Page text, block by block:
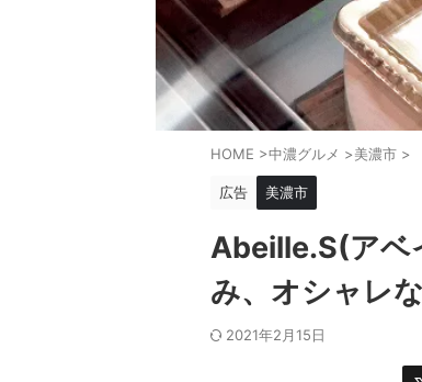
HOME >中濃グルメ >美濃市 >
広告 美濃市
Abeille.S(アベ
み、オシャレ
2021年2月15日